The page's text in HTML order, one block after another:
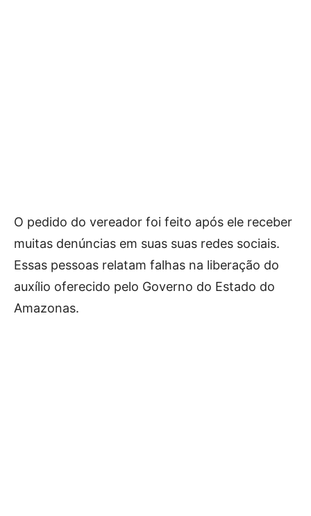
O pedido do vereador foi feito após ele receber
muitas denúncias em suas suas redes sociais.
Essas pessoas relatam falhas na liberação do
auxílio oferecido pelo Governo do Estado do
Amazonas.